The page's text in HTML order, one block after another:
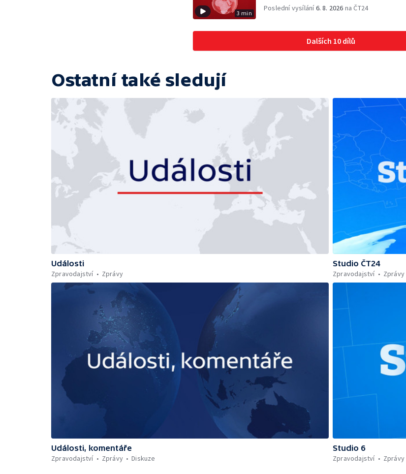
3 min
Poslední vysílání6. 8. 2026 na ČT24
Dalších 10 dílů
Ostatní také sledují
Události
Zpravodajství
Zprávy
Studio ČT24
Zpravodajství
Zprávy
Události, komentáře
Zpravodajství
Zprávy Diskuze
Studio 6
Zpravodajství
Zprávy